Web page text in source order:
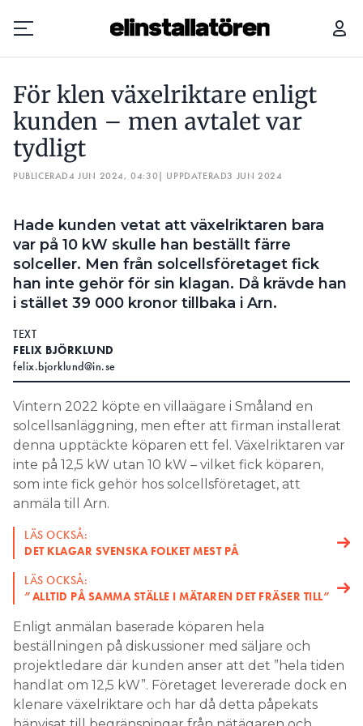
Prenumerera
Hantera prenumeration
Annonsera
Läs E-tidningen
Kontakt
Personuppgifter
Search for:
SEARCH
För klen växelriktare enligt
kunden – men avtalet var
tydligt
PUBLICERAD4 JUN 2024, 04:30| UPPDATERAD3 JUN 2024
Hade kunden vetat att växelriktaren bara
var på 10 kW skulle han beställt färre
solceller. Men från solcellsföretaget fick
han inte gehör för sin klagan. Då krävde han
i stället 39 000 kronor tillbaka i Arn.
TEXT
FELIX BJÖRKLUND
felix.bjorklund@in.se
Vintern 2022 köpte en villaägare i Småland en
solcellsanläggning, men efter att firman installerat
denna upptäckte köparen ett fel. Växelriktaren var
inte på 12,5 kW utan 10 kW – vilket fick köparen,
som inte fick gehör hos solcellsföretaget, att
anmäla till Arn.
LÄS OCKSÅ:
DET KLAGAR SVENSKA FOLKET MEST PÅ
LÄS OCKSÅ:
”ALLTID PÅ SAMMA STÄLLE I MÄTAREN DET FRÄSER TILL”
Enligt anmälan baserade köparen hela
beställningen på diskussioner med säljare och
projektledare där kunden anser att det ”hela tiden
handlat om 12,5 kW”. Företaget levererade dock en
klenare växelriktare och har då detta påpekats